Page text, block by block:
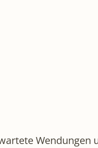
Wendungen